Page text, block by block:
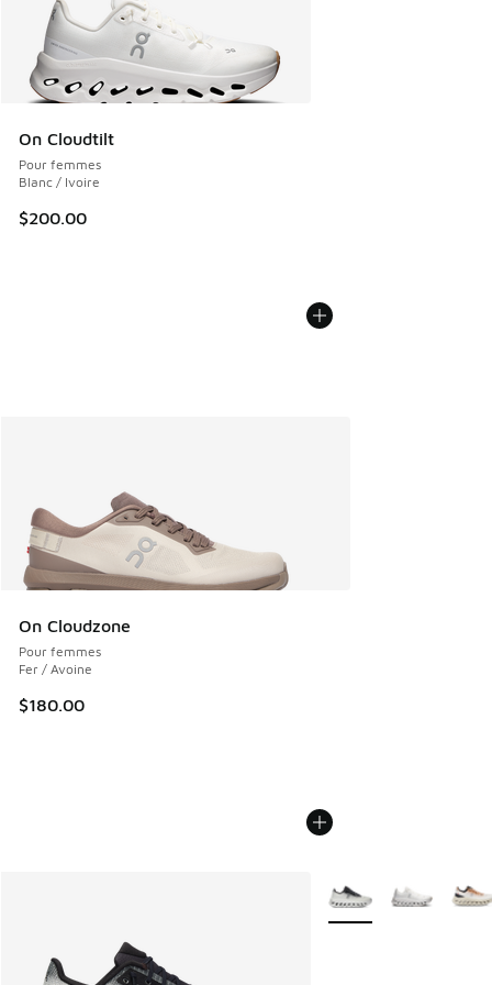
On Cloudtilt
Pour femmes
Blanc / Ivoire
$200.00
On Cloudzone
Pour femmes
Fer / Avoine
$180.00
Plus de couleurs